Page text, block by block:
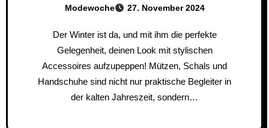
Modewoche 27. November 2024
Der Winter ist da, und mit ihm die perfekte
Gelegenheit, deinen Look mit stylischen
Accessoires aufzupeppen! Mützen, Schals und
Handschuhe sind nicht nur praktische Begleiter in
der kalten Jahreszeit, sondern…